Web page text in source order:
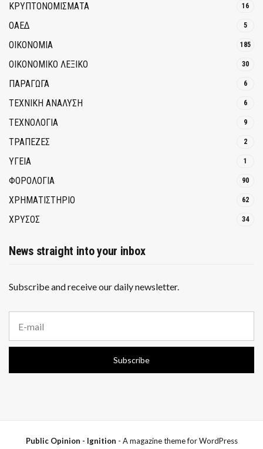
ΚΡΥΠΤΟΝΟΜΊΣΜΑΤΑ 16
ΟΑΕΔ 5
ΟΙΚΟΝΟΜΙΑ 185
ΟΙΚΟΝΟΜΙΚΟ ΛΕΞΙΚΟ 30
ΠΑΡΑΓΩΓΑ 6
ΤΕΧΝΙΚΗ ΑΝΑΛΥΣΗ 6
ΤΕΧΝΟΛΟΓΙΑ 9
ΤΡΆΠΕΖΕΣ 2
ΥΓΕΙΑ 1
ΦΟΡΟΛΟΓΙΑ 90
ΧΡΗΜΑΤΙΣΤΗΡΙΟ 62
ΧΡΥΣΟΣ 34
News straight into your inbox
Subscribe and receive our daily newsletter.
a
i
a
Subscribe
Public Opinion - Ignition - A magazine theme for WordPress